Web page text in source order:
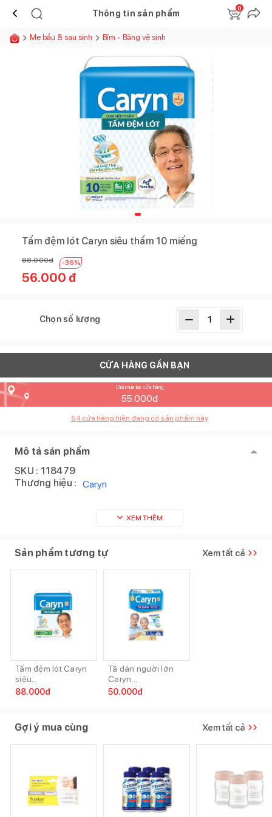
Thông tin sản phẩm
0
Mẹ bầu & sau sinh Bỉm - Băng vệ sinh
Tấm đệm lót Caryn siêu thấm 10 miếng
88.000đ -36%
56.000 đ
Chọn số lượng
CỬA HÀNG GẦN BẠN
Giá mua tại cửa hàng
55.000đ
54 cửa hàng hiện đang có sản phẩm này
Mô tả sản phẩm
SKU : 118479
Thương hiệu : Caryn
XEM THÊM
Sản phẩm tương tự Xem tất cả
Tấm đệm lót Caryn
siêu...
88.000đ
Tã dán người lớn
Caryn...
50.000đ
Gợi ý mua cùng Xem tất cả